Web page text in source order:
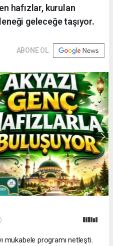
hafızlar, kurulan
geleceğe taşıyor.
ABONE OL
mukabele programı netleşti.